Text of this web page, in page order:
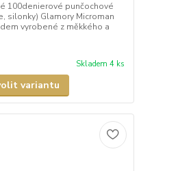
100denierové punčochové
silonky) Glamory Microman
vyrobené z měkkého a
Skladem 4 ks
variantu